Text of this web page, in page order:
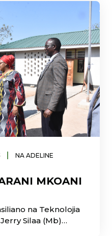
|
NA ADELINE
MKOANI
na Teknolojia
Silaa (Mb)